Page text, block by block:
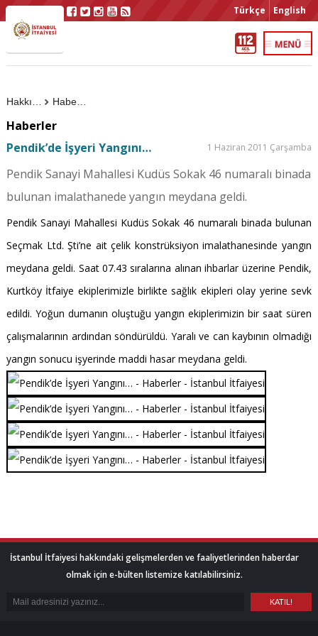
Türkçe English
Haberler
Haberler
Pendik’de İşyeri Yangını…
1 Haziran 2011 Çarşamba
Pendik Sanayi Mahallesi Kudüs Sokak 46 numaralı binada
bulunan imalathanede yangın meydana geldi.
Pendik Sanayi Mahallesi Kudüs Sokak 46 numaralı binada bulunan
Seçmak Ltd. Şti’ne ait çelik konstrüksiyon imalathanesinde yangın
meydana geldi. Saat 07.43 sıralarına alınan ihbarlar üzerine Pendik,
Kurtköy İtfaiye ekiplerimizle birlikte sağlık ekipleri olay yerine sevk
edildi. Yoğun dumanın oluştuğu yangın ekiplerimizin bir saat süren
çalışmalarının ardından söndürüldü. Yaralı ve can kaybının olmadığı
yangın sonucu işyerinde maddi hasar meydana geldi.
İstanbul İtfaiyesi hakkındaki gelişmelerden ve faaliyetlerinden haberdar
olmak için e-bülten listemize katılabilirsiniz.